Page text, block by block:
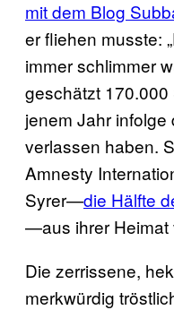
mit dem Blog
er fliehen musste:
immer schlimmer
geschätzt 170.000
jenem Jahr
verlassen haben.
Amnesty
Syrer—die Hälfte
—aus ihrer Heimat
Die zerrissene,
merkwürdig